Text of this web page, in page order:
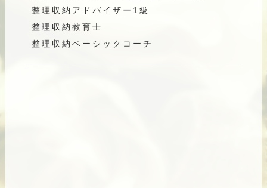
整理収納アドバイザー1級
整理収納教育士
整理収納ベーシックコーチ